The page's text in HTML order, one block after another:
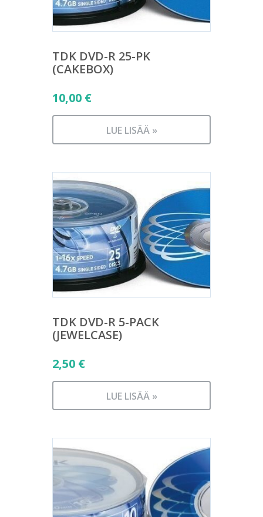
TDK DVD-R 25-PK
(CAKEBOX)
10,00 €
LUE LISÄÄ »
TDK DVD-R 5-PACK
(JEWELCASE)
2,50 €
LUE LISÄÄ »